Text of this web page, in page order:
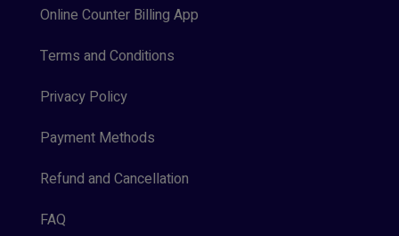
Online Counter Billing App
Terms and Conditions
Privacy Policy
Payment Methods
Refund and Cancellation
FAQ